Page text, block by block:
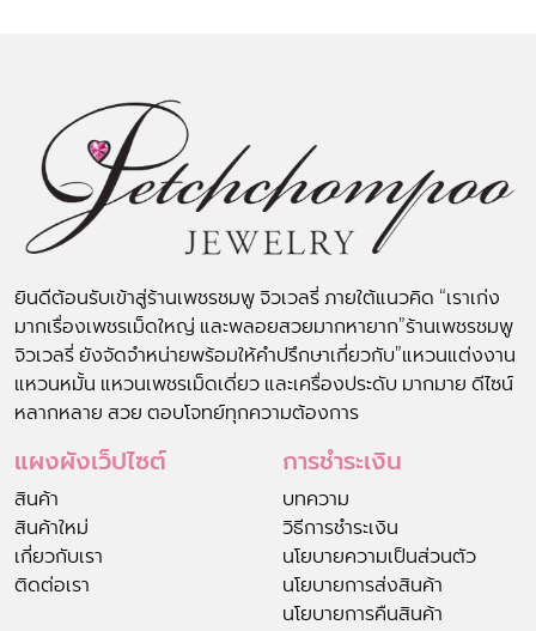
ยินดีต้อนรับเข้าสู่ร้านเพชรชมพู จิวเวลรี่ ภายใต้แนวคิด “เราเก่ง
มากเรื่องเพชรเม็ดใหญ่ และพลอยสวยมากหายาก”ร้านเพชรชมพู
จิวเวลรี่ ยังจัดจำหน่ายพร้อมให้คำปรึกษาเกี่ยวกับ”แหวนแต่งงาน
แหวนหมั้น แหวนเพชรเม็ดเดี่ยว และเครื่องประดับ มากมาย ดีไซน์
หลากหลาย สวย ตอบโจทย์ทุกความต้องการ
แผงผังเว็ปไซต์
สินค้า
สินค้าใหม่
เกี่ยวกับเรา
ติดต่อเรา
การชำระเงิน
บทความ
วิธีการชำระเงิน
นโยบายความเป็นส่วนตัว
นโยบายการส่งสินค้า
นโยบายการคืนสินค้า